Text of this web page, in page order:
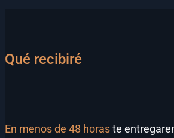
Qué recibiré
En menos de 48 horaste